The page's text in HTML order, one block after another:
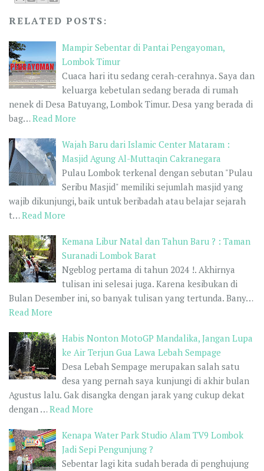
RELATED POSTS:
Mampir Sebentar di Pantai Pengayoman,
Lombok Timur
Cuaca hari itu sedang cerah-cerahnya. Saya dan
keluarga kebetulan sedang berada di rumah
nenek di Desa Batuyang, Lombok Timur. Desa yang berada di
bag… Read More
Wajah Baru dari Islamic Center Mataram :
Masjid Agung Al-Muttaqin Cakranegara
Pulau Lombok terkenal dengan sebutan "Pulau
Seribu Masjid" memiliki sejumlah masjid yang
wajib dikunjungi, baik untuk beribadah atau belajar sejarah
t… Read More
Kemana Libur Natal dan Tahun Baru ? : Taman
Suranadi Lombok Barat
Ngeblog pertama di tahun 2024 !. Akhirnya
tulisan ini selesai juga. Karena kesibukan di
Bulan Desember ini, so banyak tulisan yang tertunda. Bany…
Read More
Habis Nonton MotoGP Mandalika, Jangan Lupa
ke Air Terjun Gua Lawa Lebah Sempage
Desa Lebah Sempage merupakan salah satu
desa yang pernah saya kunjungi di akhir bulan
Agustus lalu. Gak disangka dengan jarak yang cukup dekat
dengan … Read More
Kenapa Water Park Studio Alam TV9 Lombok
Jadi Sepi Pengunjung ?
Sebentar lagi kita sudah berada di penghujung